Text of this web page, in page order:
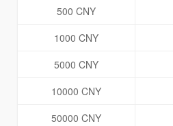
500 CNY
1000 CNY
5000 CNY
10000 CNY
50000 CNY